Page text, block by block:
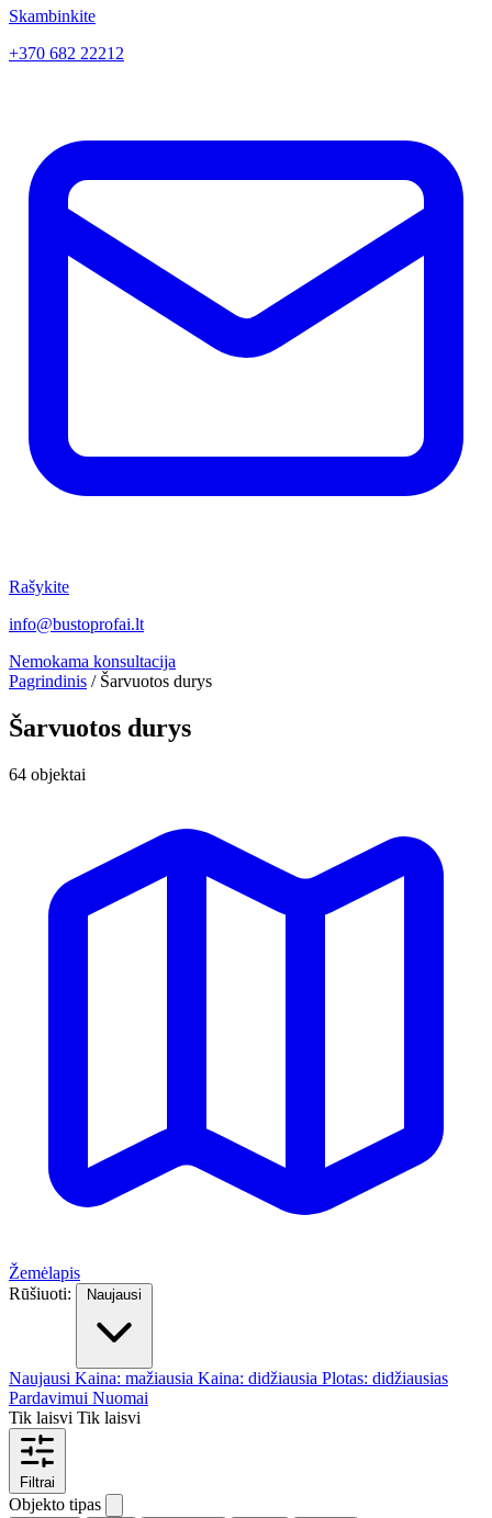
Skambinkite
+370 682 22212
Rašykite
info@bustoprofai.lt
Nemokama konsultacija
Pagrindinis / Šarvuotos durys
Šarvuotos durys
64 objektai
Žemėlapis
Rūšiuoti:
Naujausi
Naujausi Kaina: mažiausia Kaina: didžiausia Plotas: didžiausias
Pardavimui Nuomai
Tik laisvi Tik laisvi
Filtrai
Objekto tipas